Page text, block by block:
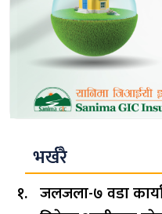
भर्खरै
जलजला-७ वडा